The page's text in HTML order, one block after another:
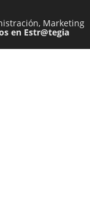
Marketing
en Estr@tegia